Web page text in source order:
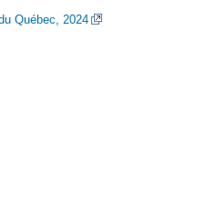
Québec, 2024